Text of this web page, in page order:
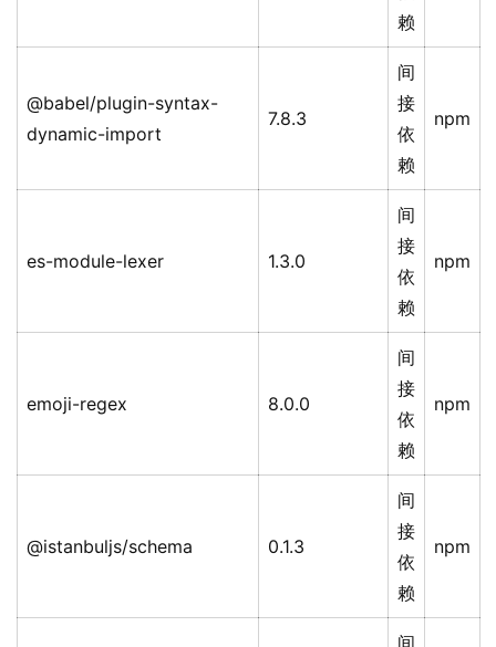
赖
@babel/plugin-syntax-
dynamic-import
7.8.3
间
接
依
赖
npm
es-module-lexer 1.3.0
间
接
依
赖
npm
emoji-regex 8.0.0
间
接
依
赖
npm
@istanbuljs/schema 0.1.3
间
接
依
赖
npm